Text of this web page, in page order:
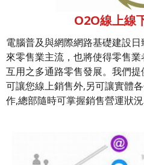
O2O線上線
電腦普及與網際網路基礎建設
來零售業主流，也將使得零售
互用之多通路零售發展。我們提
可讓您線上銷售外,另可讓實體
作,總部隨時可掌握銷售營運狀況.